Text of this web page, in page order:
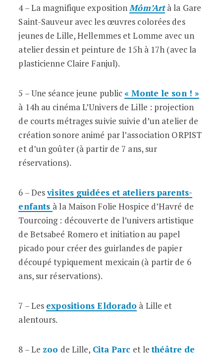
4 – La magnifique expositionMôm’Artà la Gare
Saint-Sauveur avec les œuvres colorées des
jeunes de Lille, Hellemmes et Lomme avec un
atelier dessin et peinture de 15h à 17h (avec la
plasticienne Claire Fanjul).
5 – Une séance jeune public« Monte le son ! »
à 14h au cinéma L’Univers de Lille : projection
de courts métrages suivie suivie d’un atelier de
création sonore animé par l’association ORPIST
et d’un goûter (à partir de 7 ans, sur
réservations).
6 – Desvisites guidées et ateliers parents-
enfants à la Maison Folie Hospice d’Havré de
Tourcoing : découverte de l’univers artistique
de Betsabeé Romero et initiation au papel
picado pour créer des guirlandes de papier
découpé typiquement mexicain (à partir de 6
ans, sur réservations).
7 – Les expositions Eldorado à Lille et
alentours.
8 – Le zoo de Lille, Cita Parc et lethéâtre de